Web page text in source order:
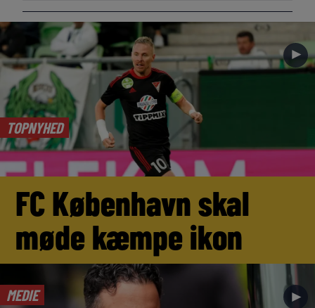
TOPNYHED
►
FC København skal
møde kæmpe ikon
MEDIE ►